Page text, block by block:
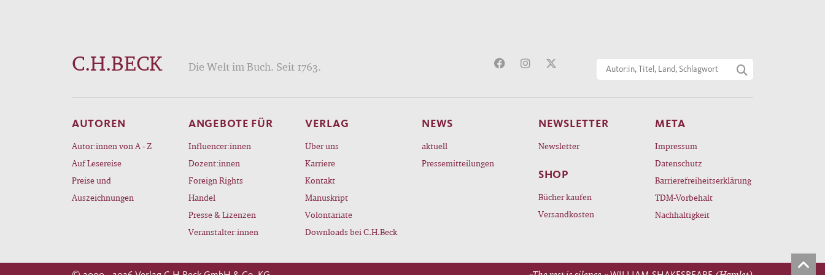
C.H.BECK Die Welt im Buch. Seit 1763.
AUTOREN
Autor:innen von A - Z
Auf Lesereise
Preise und
Auszeichnungen
ANGEBOTE FÜR
Influencer:innen
Dozent:innen
Foreign Rights
Handel
Presse & Lizenzen
Veranstalter:innen
VERLAG
Über uns
Karriere
Kontakt
Manuskript
Volontariate
Downloads bei C.H.Beck
NEWS
aktuell
Pressemitteilungen
NEWSLETTER
Newsletter
SHOP
Bücher kaufen
Versandkosten
META
Impressum
Datenschutz
Barrierefreiheitserklärung
TDM-Vorbehalt
Nachhaltigkeit